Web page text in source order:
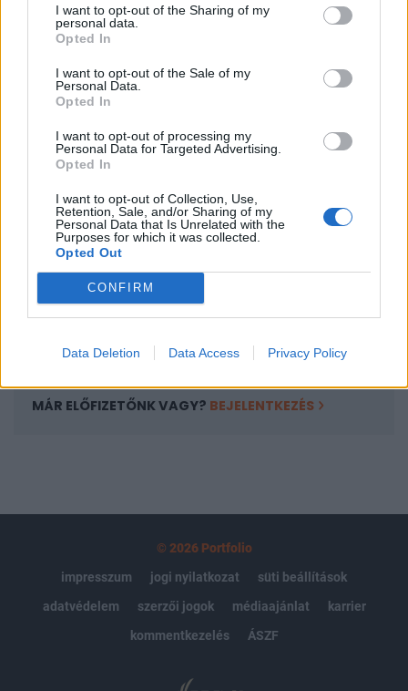
I want to opt-out of the Sharing of my
personal data.
Opted In
I want to opt-out of the Sale of my
Personal Data.
Opted In
I want to opt-out of processing my
Personal Data for Targeted Advertising.
Opted In
I want to opt-out of Collection, Use,
Retention, Sale, and/or Sharing of my
Personal Data that Is Unrelated with the
Purposes for which it was collected.
Opted Out
CONFIRM
Data Deletion Data Access Privacy Policy
megfelelően történt, igaz az erősödés kisebb intenzitású
volt. Az irányadó indexek közül a Dow és S&P 500 0,2
KEDVES OLVASÓNK!
A keresett cikk a portfolio.hu hírarchívumához
tartozik, melynek olvasása előfizetéses
regisztrációhoz kötött.
Az előfizetés a következőket tartalmazza:
Portfolio.hu teljes cikkarchívum
Kötéslisták: BÉT elmúlt 2 év napon belüli
kötéslistái
MÁR ELŐFIZETŐNK VAGY? BEJELENTKEZÉS
© 2026 Portfolio
impresszum
jogi nyilatkozat
süti beállítások
adatvédelem
szerzői jogok médiaajánlat
karrier
kommentkezelés
ÁSZF